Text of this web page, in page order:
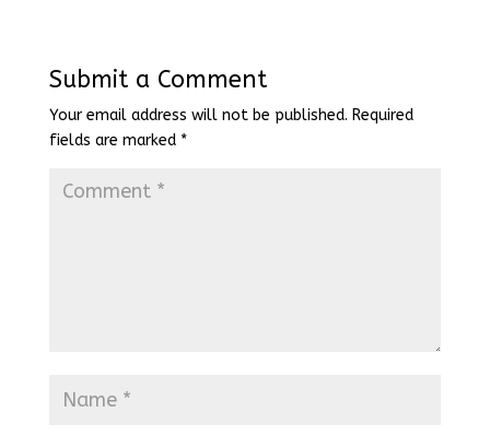
Submit a Comment
Your email address will not be published. Required
fields are marked *